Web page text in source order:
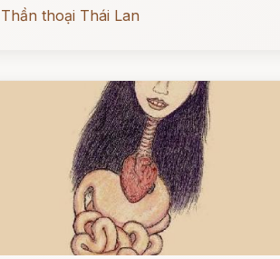
Thần thoại Thái Lan